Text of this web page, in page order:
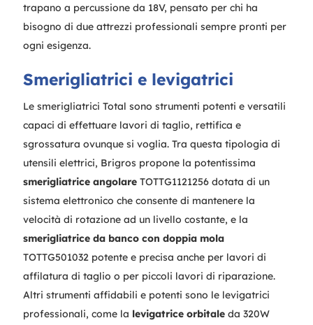
trapano a percussione da 18V, pensato per chi ha
bisogno di due attrezzi professionali sempre pronti per
ogni esigenza.
Smerigliatrici e levigatrici
Le smerigliatrici Total sono strumenti potenti e versatili
capaci di effettuare lavori di taglio, rettifica e
sgrossatura ovunque si voglia. Tra questa tipologia di
utensili elettrici, Brigros propone la potentissima
smerigliatrice angolareTOTTG1121256 dotata di un
sistema elettronico che consente di mantenere la
velocità di rotazione ad un livello costante, e la
smerigliatrice da banco con doppia mola
TOTTG501032 potente e precisa anche per lavori di
affilatura di taglio o per piccoli lavori di riparazione.
Altri strumenti affidabili e potenti sono le levigatrici
professionali, come la levigatrice orbitaleda 320W